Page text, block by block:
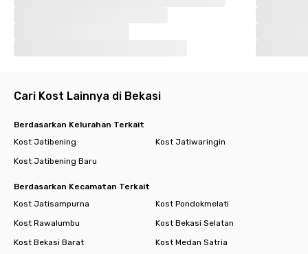
Cari Kost Lainnya di Bekasi
Berdasarkan Kelurahan Terkait
Kost Jatibening
Kost Jatiwaringin
Kost Jatibening Baru
Berdasarkan Kecamatan Terkait
Kost Jatisampurna
Kost Pondokmelati
Kost Rawalumbu
Kost Bekasi Selatan
Kost Bekasi Barat
Kost Medan Satria